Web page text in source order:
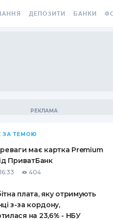
ВІНЬЄТКА
ВІД
ВИПАДКІВ
ДЕПОЗИТИ
ПИТАННЯ ТА ВІДПОВІДІ
ПУТІВНИКИ ПО
БАНКИ
ЗА ТЕМОЮ
має картка Premium
ПриватБанк
404
плата, яку отримують
з-за кордону,
на 23,6% - НБУ